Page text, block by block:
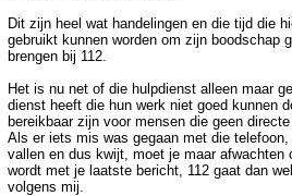
Dit zijn heel wat handelingen en die tijd die
gebruikt kunnen worden om zijn boodschap
brengen bij 112.
Het is nu net of die hulpdienst alleen maar
dienst heeft die hun werk niet goed kunnen
bereikbaar zijn voor mensen die geen directe
Als er iets mis was gegaan met die
vallen en dus kwijt, moet je maar afwachten
wordt met je laatste bericht, 112 gaat dan
volgens mij.